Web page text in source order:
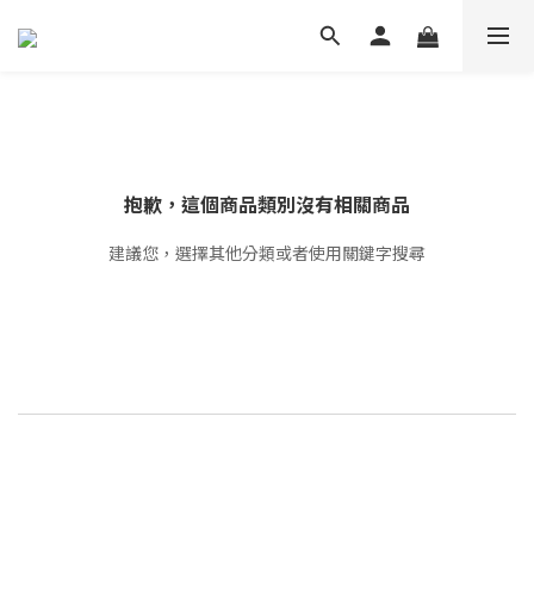
抱歉，這個商品類別沒有相關商品
建議您，選擇其他分類或者使用關鍵字搜尋